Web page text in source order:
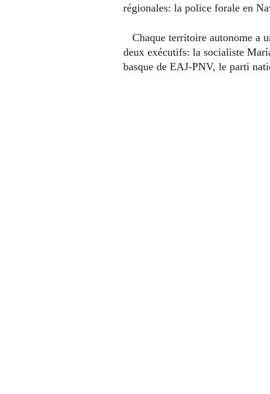
régionales: la police forale en
deux exécutifs: la socialiste
basque de EAJ-PNV, le parti